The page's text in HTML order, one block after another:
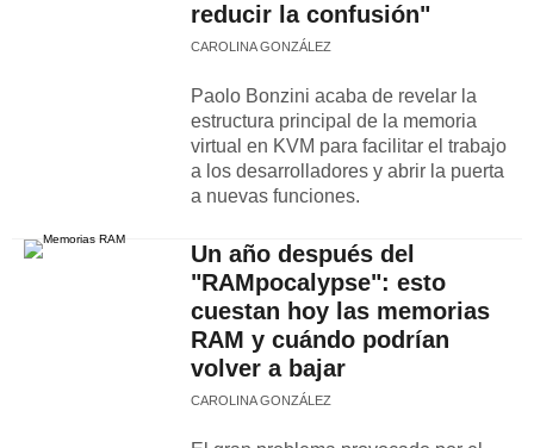
reducir la confusión"
CAROLINA GONZÁLEZ
Paolo Bonzini acaba de revelar la
estructura principal de la memoria
virtual en KVM para facilitar el trabajo
a los desarrolladores y abrir la puerta
a nuevas funciones.
Un año después del
"RAMpocalypse": esto
cuestan hoy las memorias
RAM y cuándo podrían
volver a bajar
CAROLINA GONZÁLEZ